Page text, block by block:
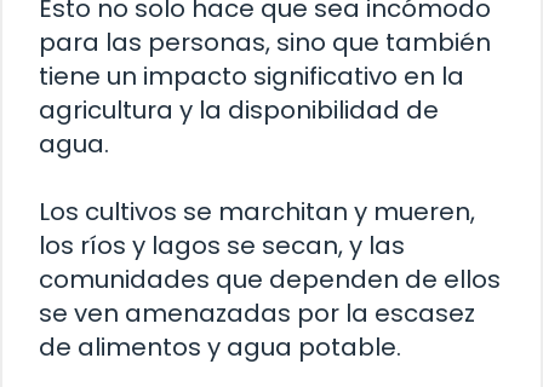
Esto no solo hace que sea incómodo
para las personas, sino que también
tiene un impacto significativo en la
agricultura y la disponibilidad de
agua.
Los cultivos se marchitan y mueren,
los ríos y lagos se secan, y las
comunidades que dependen de ellos
se ven amenazadas por la escasez
de alimentos y agua potable.